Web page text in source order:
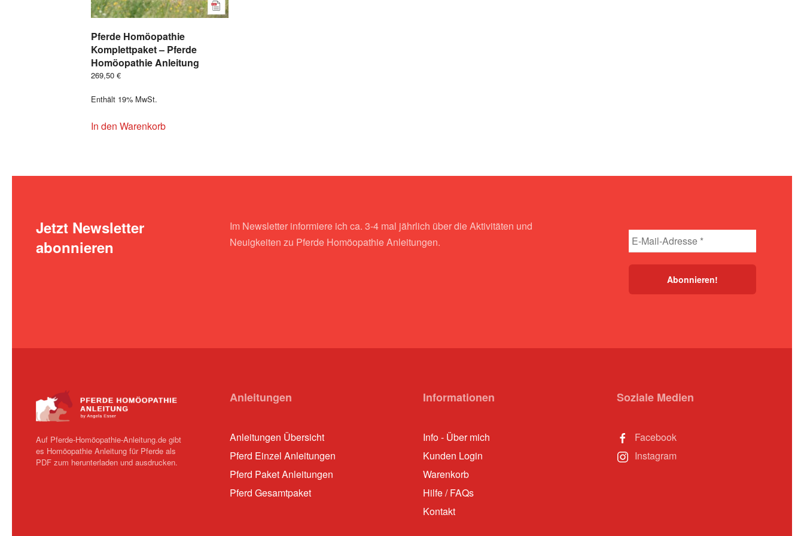
Pferde Homöopathie
Komplettpaket – Pferde
Homöopathie Anleitung
269,50 €
Enthält 19% MwSt.
In den Warenkorb
Jetzt Newsletter
abonnieren
Im Newsletter informiere ich ca. 3-4 mal jährlich über die Aktivitäten und
Neuigkeiten zu Pferde Homöopathie Anleitungen.
Auf Pferde-Homöopathie-Anleitung.de gibt
es Homöopathie Anleitung für Pferde als
PDF zum herunterladen und ausdrucken.
Anleitungen
Anleitungen Übersicht
Pferd Einzel Anleitungen
Pferd Paket Anleitungen
Pferd Gesamtpaket
Informationen
Info - Über mich
Kunden Login
Warenkorb
Hilfe / FAQs
Kontakt
Soziale Medien
Facebook
Instagram